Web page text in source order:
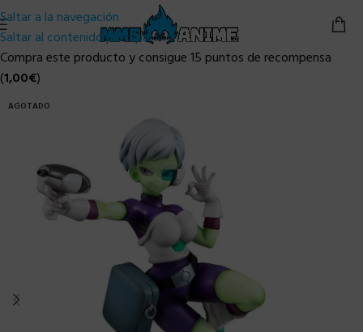
Saltar a la navegación
Saltar al contenido principal
Compra este producto y consigue 15 puntos de recompensa
(1,00€)
AGOTADO